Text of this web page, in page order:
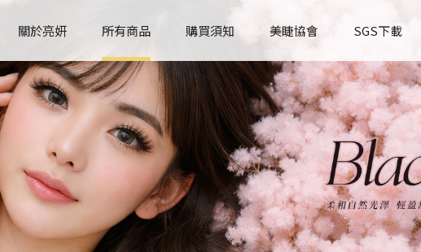
關於亮妍 所有商品 購買須知 美睫協會 SGS下載